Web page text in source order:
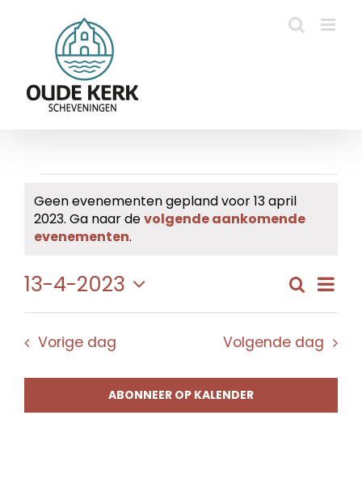
Evenementen
in
13
april
2023
Bericht
Geen evenementen gepland voor 13 april
2023. Ga naar devolgende aankomende
evenementen.
en
Zoeken
Dag
13-4-2023
Selecteer
datum.
Vorige dag Volgende dag
ABONNEER OP KALENDER